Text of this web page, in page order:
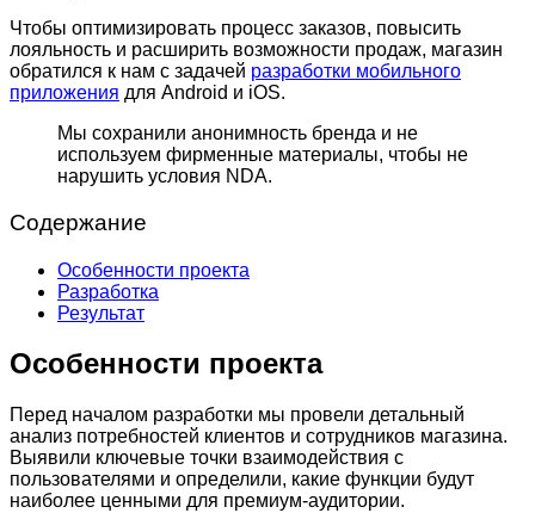
Чтобы оптимизировать процесс заказов, повысить
лояльность и расширить возможности продаж, магазин
обратился к нам с задачей разработки мобильного
приложения для Android и iOS.
Мы сохранили анонимность бренда и не
используем фирменные материалы, чтобы не
нарушить условия NDA.
Содержание
Особенности проекта
Разработка
Результат
Особенности проекта
Перед началом разработки мы провели детальный
анализ потребностей клиентов и сотрудников магазина.
Выявили ключевые точки взаимодействия с
пользователями и определили, какие функции будут
наиболее ценными для премиум-аудитории.